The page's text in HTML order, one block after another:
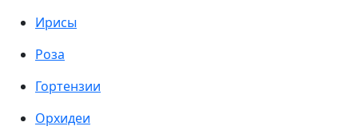
Ирисы
Роза
Гортензии
Орхидеи